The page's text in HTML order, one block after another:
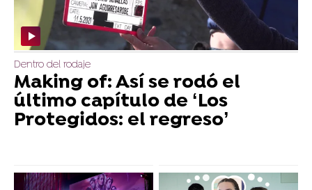
Dentro del rodaje
Making of: Así se rodó el
último capítulo de ‘Los
Protegidos: el regreso’